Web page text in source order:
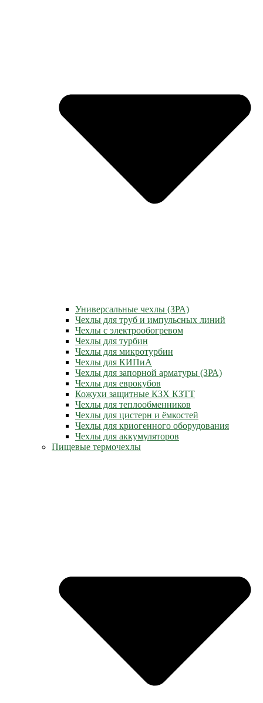
Универсальные чехлы (ЗРА)
Чехлы для труб и импульсных линий
Чехлы с электрообогревом
Чехлы для турбин
Чехлы для микротурбин
Чехлы для КИПиА
Чехлы для запорной арматуры (ЗРА)
Чехлы для еврокубов
Кожухи защитные КЗХ КЗТТ
Чехлы для теплообменников
Чехлы для цистерн и ёмкостей
Чехлы для криогенного оборудования
Чехлы для аккумуляторов
Пищевые термочехлы